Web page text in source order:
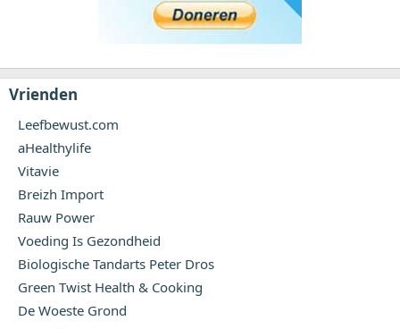
Vrienden
Leefbewust.com
aHealthylife
Vitavie
Breizh Import
Rauw Power
Voeding Is Gezondheid
Biologische Tandarts Peter Dros
Green Twist Health & Cooking
De Woeste Grond